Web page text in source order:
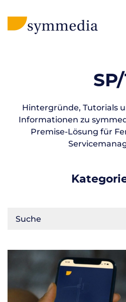
SP/
Hintergründe, Tutorials
Informationen zu
Premise-Lösung für